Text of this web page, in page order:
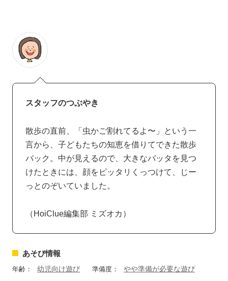
スタッフのつぶやき
散歩の直前、「虫かご割れてるよ〜」という一
言から、子どもたちの知恵を借りてできた散歩
バック。中が見えるので、大きなバッタを見つ
けたときには、顔をピッタリくっつけて、じー
っとのぞいていました。
（HoiClue編集部 ミズオカ）
あそび情報
年齢： 幼児向け遊び 準備度： やや準備が必要な遊び